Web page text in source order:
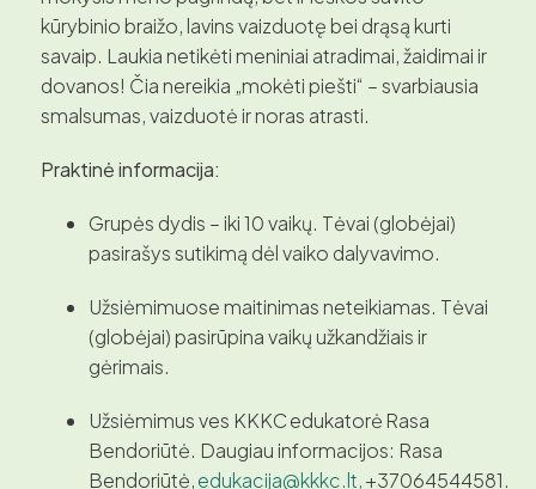
kūrybinio braižo, lavins vaizduotę bei drąsą kurti
savaip. Laukia netikėti meniniai atradimai, žaidimai ir
dovanos! Čia nereikia „mokėti piešti“ – svarbiausia
smalsumas, vaizduotė ir noras atrasti.
Praktinė informacija:
Grupės dydis – iki 10 vaikų. Tėvai (globėjai)
pasirašys sutikimą dėl vaiko dalyvavimo.
Užsiėmimuose maitinimas neteikiamas. Tėvai
(globėjai) pasirūpina vaikų užkandžiais ir
gėrimais.
Užsiėmimus ves KKKC edukatorė Rasa
Bendoriūtė. Daugiau informacijos: Rasa
Bendoriūtė,edukacija@kkkc.lt,+37064544581.